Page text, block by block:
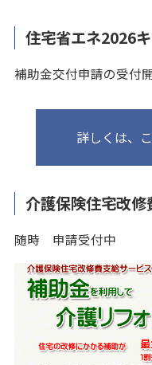
住宅省エネ2026
補助金交付申請の受付
詳しくは、
介護保険住宅改修
随時 申請受付中